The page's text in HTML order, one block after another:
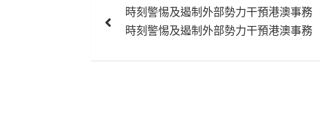
章
時刻警惕及遏制外部勢力干預港澳事務
時刻警惕及遏制外部勢力干預港澳事務